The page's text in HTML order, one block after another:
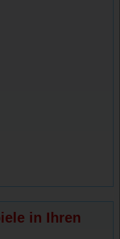
in Ihren